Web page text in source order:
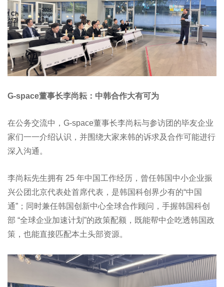
G-space董事长李尚耘：中韩合作大有可为
在公务交流中，G-space董事长李尚耘与参访团的毕友企业
家们一一介绍认识，并围绕大家来韩的诉求及合作可能进行
深入沟通。
李尚耘先生拥有 25 年中国工作经历，曾任韩国中小企业振
兴公团北京代表处首席代表，是韩国科创界少有的“中国
通”；同时兼任韩国创新中心全球合作顾问，手握韩国科创
部 “全球企业加速计划”的政策配额，既能帮中企吃透韩国政
策，也能直接匹配本土头部资源。